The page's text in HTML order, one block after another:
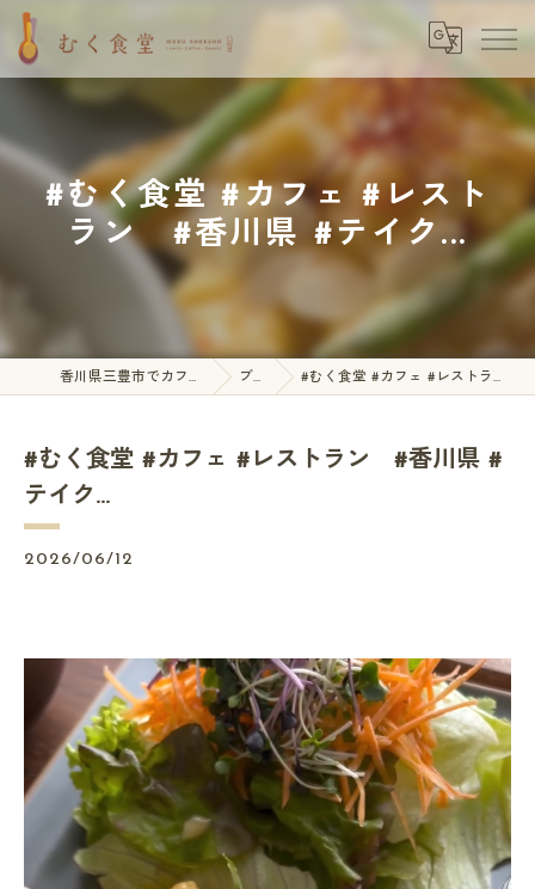
#むく食堂 #カフェ #レスト
ラン #香川県 #テイク...
香川県三豊市でカフェならむく食堂 ブログ #むく食堂 #カフェ #レストラン #香川県 #テイク...
#むく食堂 #カフェ #レストラン #香川県 #
テイク...
2026/06/12